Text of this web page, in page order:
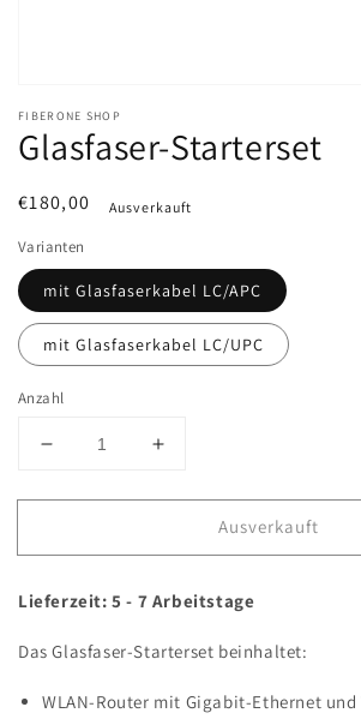
FIBERONE SHOP
Glasfaser-Starterset
Normaler
€180,00 Ausverkauft
Varianten
mit Glasfaserkabel LC/APC
mit Glasfaserkabel LC/UPC
Anzahl
Verringere
Menge
Glasfaser-
Erhöhe
Menge
Glasfaser-
Ausverkauft
Lieferzeit: 5 - 7 Arbeitstage
Das Glasfaser-Starterset beinhaltet:
WLAN-Router mit Gigabit-Ethernet und